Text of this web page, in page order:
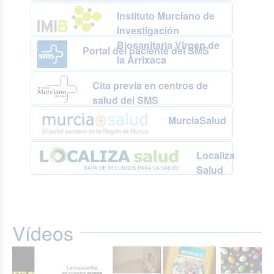
Instituto Murciano de
Investigación
Biosanitaria Virgen de
la Arrixaca
Portal del paciente del SMS
Cita previa en centros de
salud del SMS
MurciaSalud
Localiza
Salud
Vídeos